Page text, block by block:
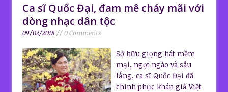
Ca sĩ Quốc Đại, đam mê cháy mãi với
dòng nhạc dân tộc
09/02/2018 // 0 Comments
Sở hữu giọng hát mềm
mại, ngọt ngào và sâu
lắng, ca sĩ Quốc Đại đã
chinh phục khán giả Việt